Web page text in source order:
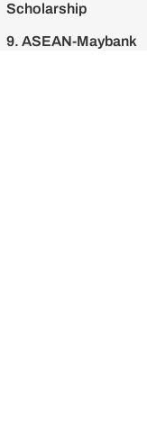
Scholarship
9. ASEAN-Maybank